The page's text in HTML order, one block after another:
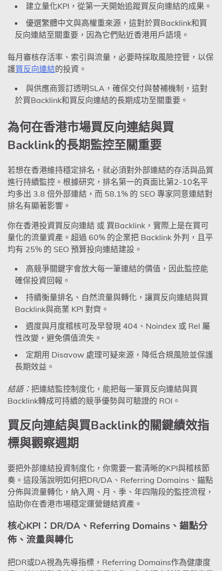
建立量化KPI，從第一天開始追蹤買反向連結的成果。
優選繁體中文與高權重來源，這對於買Backlink和買
反向連結至關重要，因為它們貼近香港用戶語境。
每月審核存活率、索引與流量，必要時採取風險控管，以保
護買反向連結的投資。
與供應商簽訂透明SLA，確保交付與替補機制，這對
於買Backlink和買反向連結的長期成功至關重要。
為何在香港市場買反向連結與買
Backlink的長期監控至關重要
若想在香港維持穩定排名，就必須對外部連結的存活與品質
進行持續監控。根據研究，排名第一的頁面比第2-10名平
均多出 3.8 倍外部連結，而 58.1% 的 SEO 專家同意連結對
排名有顯著影響。
你在香港投資買反向連結 或 買Backlink，實際上是在買可
量化的流量資產。超過 60% 的企業把 Backlink 外判，且平
均有 25% 的 SEO 預算投向連結建設。
高競爭關鍵字會放大每一筆連結的價值，因此監控能
確保投資回報。
持續衡量排名、自然流量與轉化，讓買反向連結與買
Backlink與商業 KPI 對齊。
週度與月度稽核可及早發現 404、Noindex 或 Rel 屬
性改變，避免價值流失。
定期用 Disavow 處理可疑來源，降低合規風險並保護
長期效益。
結語： 把連結監控制度化，能把每一筆買反向連結與買
Backlink轉成可持續的競爭優勢與可驗證的 ROI。
買反向連結與買Backlink的關鍵績效指
標與觀察週期
要把外部連結投資制度化，你需要一套清晰的KPI與稽核節
奏。這段落說明如何把DR/DA、Referring Domains、錨點
分佈與流量轉化，納入周、月、季、年四階段的監控流程，
協助你在香港市場穩定運營鏈結資產。
核心KPI：DR/DA、Referring Domains、錨點分
佈、流量與轉化
把DR或DA視為先導指標，Referring Domains作為健康度